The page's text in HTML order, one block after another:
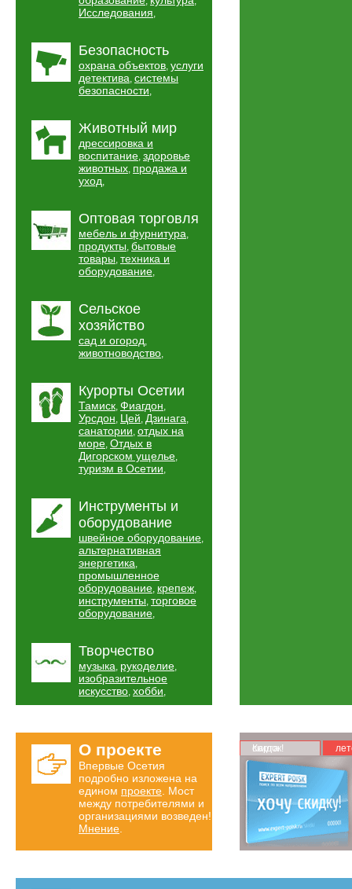
Исследования,
Безопасность
охрана объектов, услуги
детектива, системы
безопасности,
Животный мир
дрессировка и
воспитание, здоровье
животных, продажа и
уход,
Оптовая торговля
мебель и фурнитура,
продукты, бытовые
товары, техника и
оборудование,
Сельское
хозяйство
сад и огород,
животноводство,
Курорты Осетии
Тамиск, Фиагдон,
Урсдон, Цей, Дзинага,
санатории, отдых на
море, Отдых в
Дигорском ущелье,
туризм в Осетии,
Инструменты и
оборудование
швейное оборудование,
альтернативная
энергетика,
промышленное
оборудование, крепеж,
инструменты, торговое
оборудование,
Творчество
музыка, рукоделие,
изобразительное
искусство, хобби,
О проекте
Впервые Осетия
подробно изложена на
едином проекте . Мост
между потребителями и
организациями возведен!
Мнение
Карта скидок!